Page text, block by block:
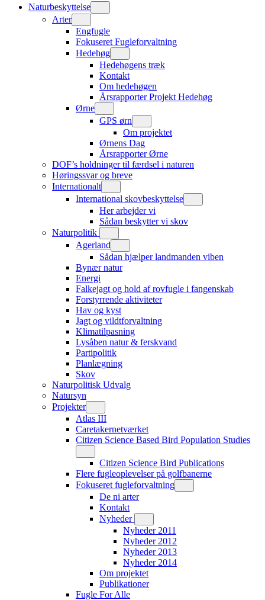
Naturbeskyttelse
Arter
Engfugle
Fokuseret Fugleforvaltning
Hedehøg
Hedehøgens træk
Kontakt
Om hedehøgen
Årsrapporter Projekt Hedehøg
Ørne
GPS ørn
Om projektet
Ørnens Dag
Årsrapporter Ørne
DOF’s holdninger til færdsel i naturen
Høringssvar og breve
Internationalt
International skovbeskyttelse
Her arbejder vi
Sådan beskytter vi skov
Naturpolitik
Agerland
Sådan hjælper landmanden viben
Bynær natur
Energi
Falkejagt og hold af rovfugle i fangenskab
Forstyrrende aktiviteter
Hav og kyst
Jagt og vildtforvaltning
Klimatilpasning
Lysåben natur & ferskvand
Partipolitik
Planlægning
Skov
Naturpolitisk Udvalg
Natursyn
Projekter
Atlas III
Caretakernetværket
Citizen Science Based Bird Population Studies
Citizen Science Bird Publications
Flere fugleoplevelser på golfbanerne
Fokuseret fugleforvaltning
De ni arter
Kontakt
Nyheder
Nyheder 2011
Nyheder 2012
Nyheder 2013
Nyheder 2014
Om projektet
Publikationer
Fugle For Alle